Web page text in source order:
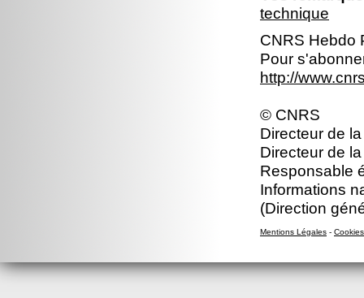
technique
CNRS Hebdo
Pour
http://
© CNRS
Directeur de
Directeur de
Responsable
Informations
(Direction
Mentions Légales - Cookies